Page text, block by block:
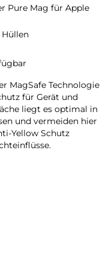
Pure Mag für Apple
Hüllen
MagSafe Technologie
für Gerät und
liegt es optimal in
und vermeiden hier
Yellow Schutz